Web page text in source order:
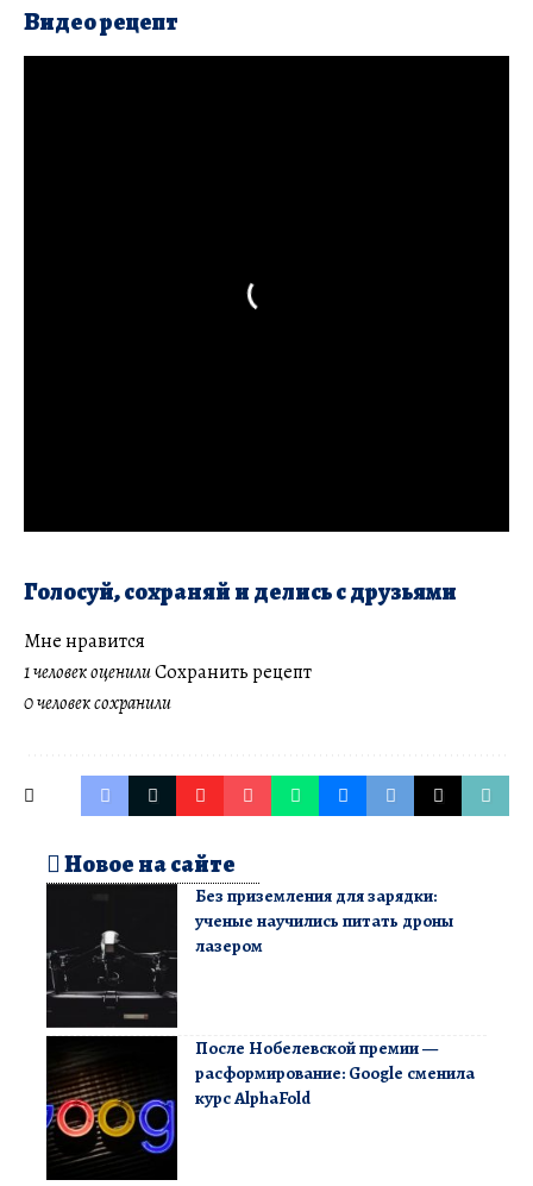
Видео рецепт
Голосуй, сохраняй и делись с друзьями
Мне нравится
1 человек оценилиСохранить рецепт
0 человек сохранили
Новое на сайте
Без приземления для зарядки:
ученые научились питать дроны
лазером
После Нобелевской премии —
расформирование: Google сменила
курс AlphaFold